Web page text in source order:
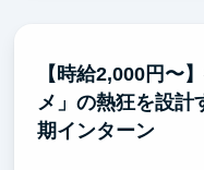
・完全フルリモー
ムなし、出社義務
参加可能。
【時給2,000円〜
メ」の熱狂を設計
期インターン